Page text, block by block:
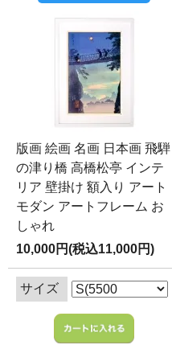
版画 絵画 名画 日本画 飛騨
の津り橋 高橋松亭 インテ
リア 壁掛け 額入り アート
モダン アートフレーム お
しゃれ
10,000円(税込11,000円)
サイズ